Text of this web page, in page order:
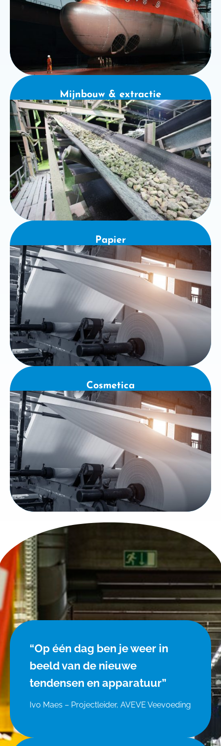
Mijnbouw & extractie
Papier
Cosmetica
“Op één dag ben je weer in
beeld van de nieuwe
tendensen en apparatuur”
Ivo Maes – Projectleider, AVEVE Veevoeding